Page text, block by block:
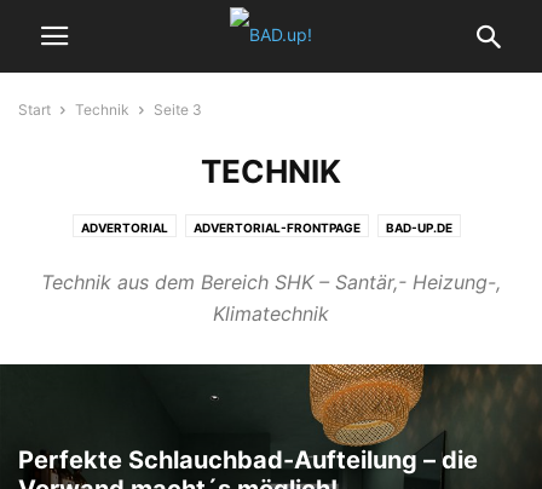
Start Technik Seite 3
TECHNIK
ADVERTORIAL ADVERTORIAL-FRONTPAGE BAD-UP.DE
BADHEIZKÖRPER BADPLANUNG BARRIEREFREIES BAD DESIGNBÄDER
GÄSTE-WCS HEIZUNG HOME
TECHNIK TRENDS VIDEOS
WOHNBADEN EDITORIAL
Technik aus dem Bereich SHK – Santär,- Heizung-,
Klimatechnik
Perfekte Schlauchbad-Aufteilung – die